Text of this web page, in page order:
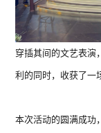
穿插其间的文艺表演
利的同时，收获了一
本次活动的圆满成功